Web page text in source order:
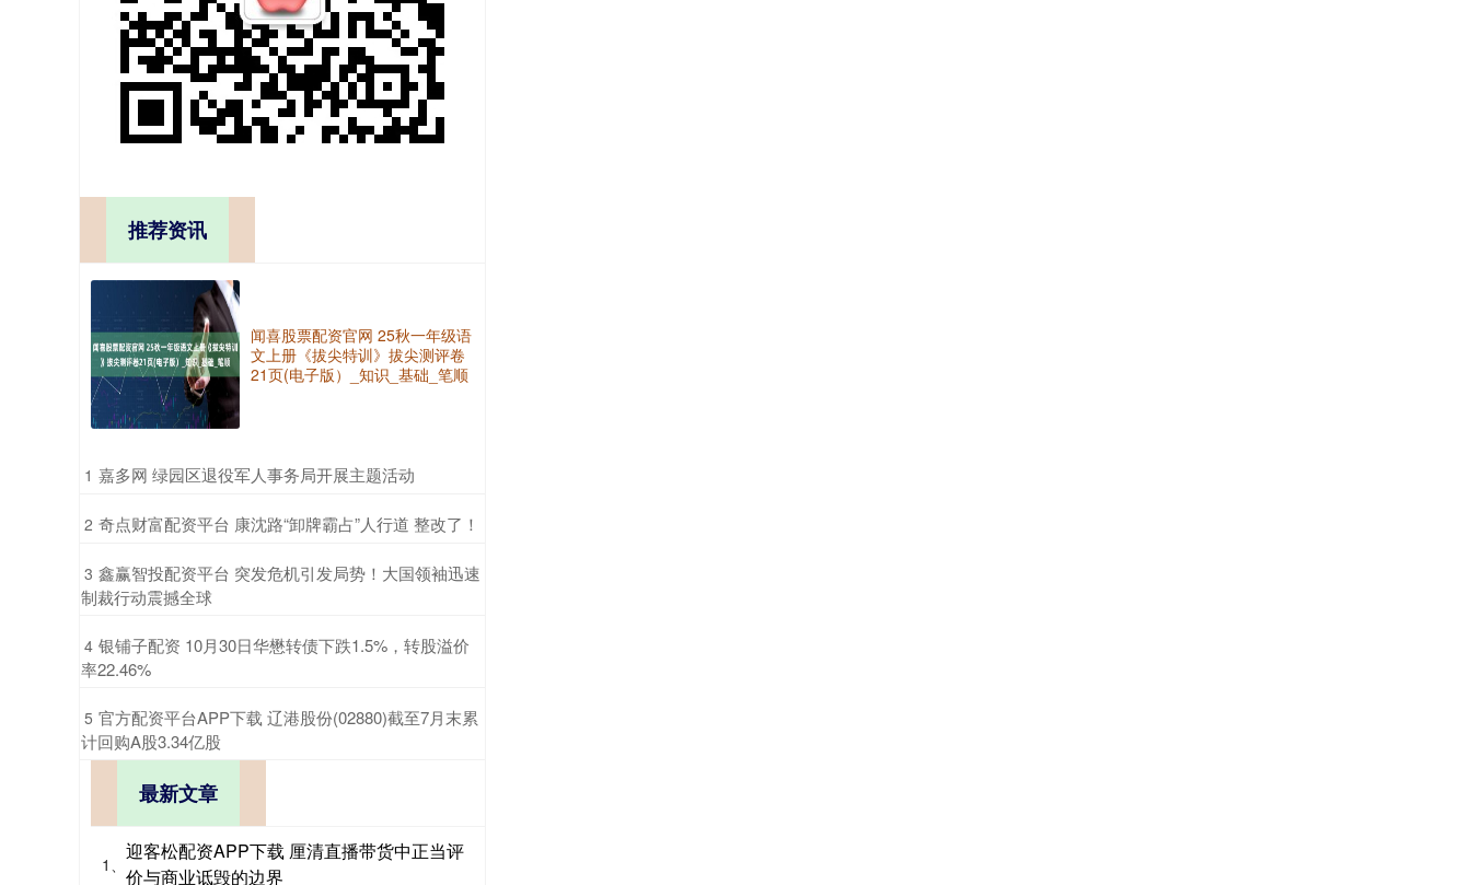
推荐资讯
闻喜股票配资官网 25秋一年级语
文上册《拔尖特训》拔尖测评卷
21页(电子版）_知识_基础_笔顺
1 ​嘉多网 绿园区退役军人事务局开展主题活动
2 ​奇点财富配资平台 康沈路“卸牌霸占”人行道 整改了！
3 ​鑫赢智投配资平台 突发危机引发局势！大国领袖迅速
制裁行动震撼全球
4 ​银铺子配资 10月30日华懋转债下跌1.5%，转股溢价
率22.46%
5 ​官方配资平台APP下载 辽港股份(02880)截至7月末累
计回购A股3.34亿股
最新文章
1、
迎客松配资APP下载 厘清直播带货中正当评
价与商业诋毁的边界